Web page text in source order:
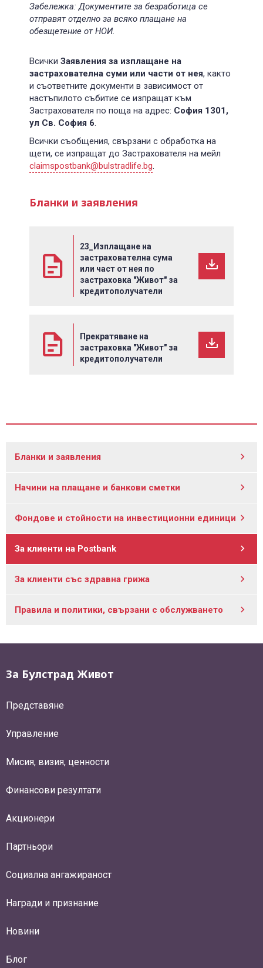
Забележка: Документите за безработица се
отправят отделно за всяко плащане на
обезщетение от НОИ.
Всички Заявления за изплащане на
застрахователна суми или части от нея, както
и съответните документи в зависимост от
настъпилото събитие се изпращат към
Застрахователя по поща на адрес: София 1301,
ул Св. София 6.
Всички съобщения, свързани с обработка на
щети, се изпращат до Застрахователя на мейл
claimspostbank@bulstradlife.bg.
Бланки и заявления
23_Изплащане на
застрахователна сума
или част от нея по
застраховка "Живот" за
кредитополучатели
Прекратяване на
застраховка "Живот" за
кредитополучатели
Бланки и заявления
Начини на плащане и банкови сметки
Фондове и стойности на инвестиционни единици
За клиенти на Postbank
За клиенти със здравна грижа
Правила и политики, свързани с обслужването
За Булстрад Живот
Представяне
Управление
Мисия, визия, ценности
Финансови резултати
Акционери
Партньори
Социална ангажираност
Награди и признание
Новини
Блог